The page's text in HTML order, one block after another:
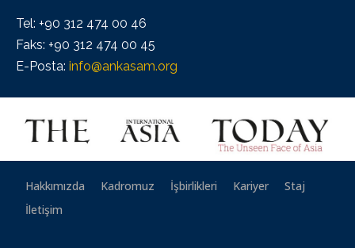
Tel: +90 312 474 00 46
Faks: +90 312 474 00 45
E-Posta: info@ankasam.org
Hakkımızda Kadromuz İşbirlikleri Kariyer
Staj
İletişim